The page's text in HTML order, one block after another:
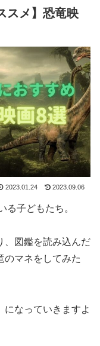
スメ】恐竜映
2023.01.24 2023.09.06
る子どもたち。
、図鑑を読み込んだ
のマネをしてみた
になっていきますよ